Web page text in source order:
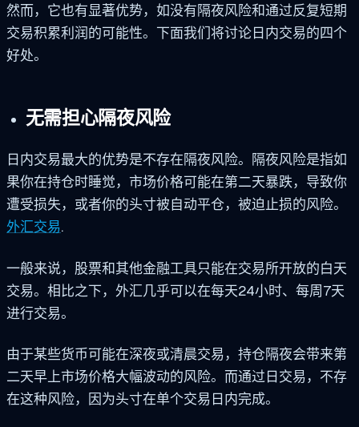
然而，它也有显著优势，如没有隔夜风险和通过反复短期
交易积累利润的可能性。下面我们将讨论日内交易的四个
好处。
无需担心隔夜风险
日内交易最大的优势是不存在隔夜风险。隔夜风险是指如
果你在持仓时睡觉，市场价格可能在第二天暴跌，导致你
遭受损失，或者你的头寸被自动平仓，被迫止损的风险。
外汇交易.
一般来说，股票和其他金融工具只能在交易所开放的白天
交易。相比之下，外汇几乎可以在每天24小时、每周7天
进行交易。
由于某些货币可能在深夜或清晨交易，持仓隔夜会带来第
二天早上市场价格大幅波动的风险。而通过日交易，不存
在这种风险，因为头寸在单个交易日内完成。